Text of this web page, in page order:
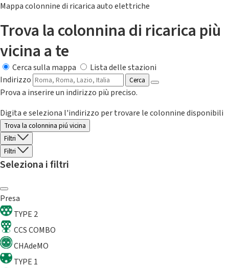
Mappa colonnine di ricarica auto elettriche
Trova la colonnina di ricarica più
vicina a te
Cerca sulla mappa
Lista delle stazioni
Indirizzo
Cerca
Prova a inserire un indirizzo più preciso.
Digita e seleziona l'indirizzo per trovare le colonnine disponibili
Trova la colonnina piú vicina
Filtri
Filtri
Seleziona i filtri
Presa
TYPE 2
CCS COMBO
CHAdeMO
TYPE 1